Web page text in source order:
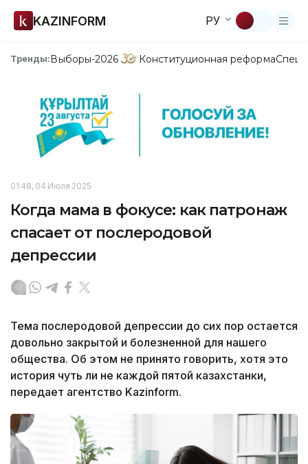
KAZINFORM РУ
Тренды:Выборы-2026 Конституционная реформа
01:48, 04 Июля 2025
Когда мама в фокусе: как патронаж
спасает от послеродовой
депрессии
Тема послеродовой депрессии до сих пор остается
довольно закрытой и болезненной для нашего
общества. Об этом не принято говорить, хотя это
история чуть ли не каждой пятой казахстанки,
передает агентство Kazinform.